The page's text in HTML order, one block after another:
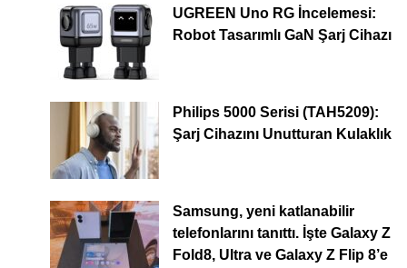
UGREEN Uno RG İncelemesi:
Robot Tasarımlı GaN Şarj Cihazı
Philips 5000 Serisi (TAH5209):
Şarj Cihazını Unutturan Kulaklık
Samsung, yeni katlanabilir
telefonlarını tanıttı. İşte Galaxy Z
Fold8, Ultra ve Galaxy Z Flip 8’e